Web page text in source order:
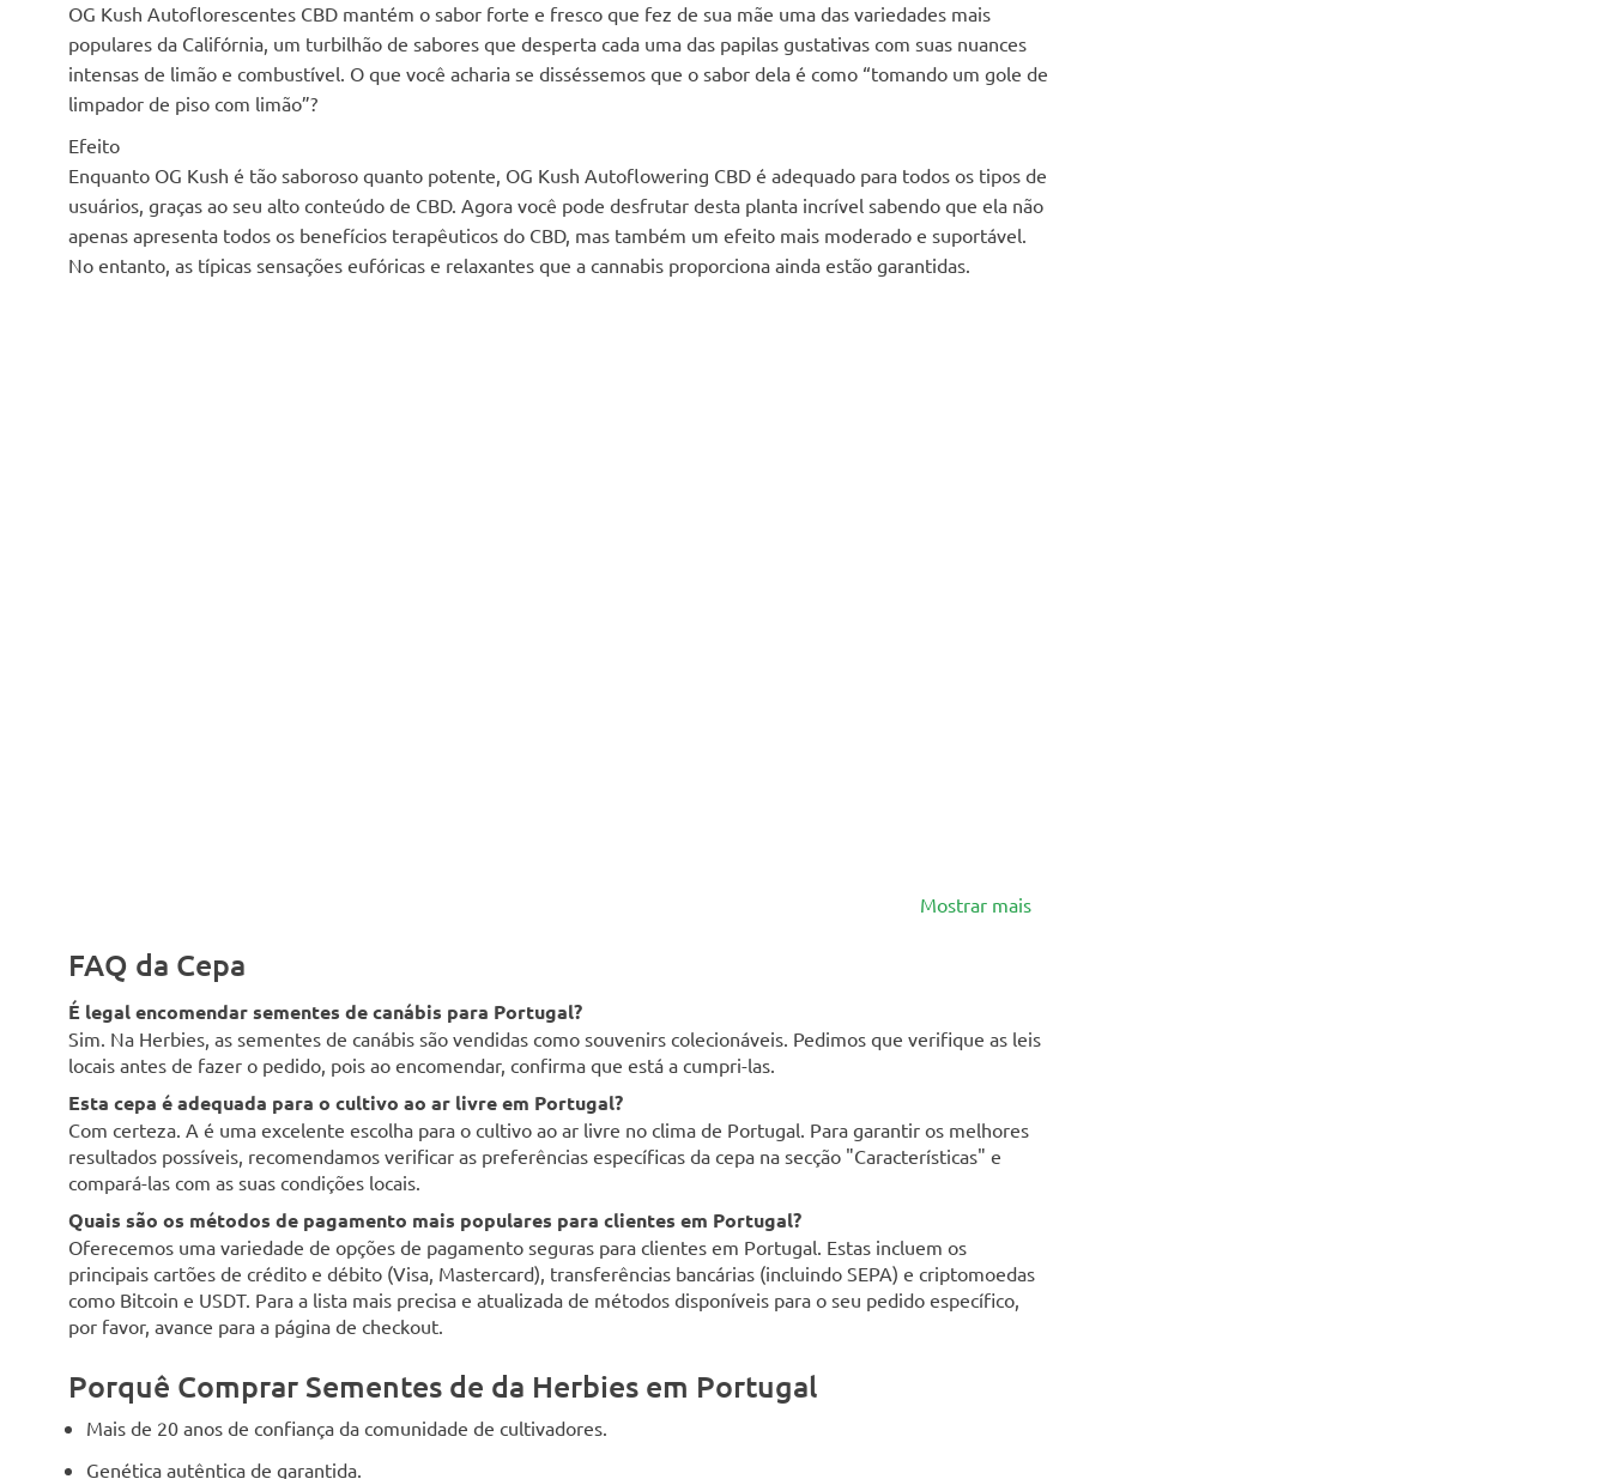
OG Kush Autoflorescentes CBD mantém o sabor forte e fresco que fez de sua mãe uma das variedades mais
populares da Califórnia, um turbilhão de sabores que desperta cada uma das papilas gustativas com suas nuances
intensas de limão e combustível. O que você acharia se disséssemos que o sabor dela é como “tomando um gole de
limpador de piso com limão”?
Efeito
Enquanto OG Kush é tão saboroso quanto potente, OG Kush Autoflowering CBD é adequado para todos os tipos de
usuários, graças ao seu alto conteúdo de CBD. Agora você pode desfrutar desta planta incrível sabendo que ela não
apenas apresenta todos os benefícios terapêuticos do CBD, mas também um efeito mais moderado e suportável.
No entanto, as típicas sensações eufóricas e relaxantes que a cannabis proporciona ainda estão garantidas.
Mostrar mais
FAQ da Cepa
É legal encomendar sementes de canábis para Portugal?
Sim. Na Herbies, as sementes de canábis são vendidas como souvenirs colecionáveis. Pedimos que verifique as leis
locais antes de fazer o pedido, pois ao encomendar, confirma que está a cumpri-las.
Esta cepa é adequada para o cultivo ao ar livre em Portugal?
Com certeza. A é uma excelente escolha para o cultivo ao ar livre no clima de Portugal. Para garantir os melhores
resultados possíveis, recomendamos verificar as preferências específicas da cepa na secção "Características" e
compará-las com as suas condições locais.
Quais são os métodos de pagamento mais populares para clientes em Portugal?
Oferecemos uma variedade de opções de pagamento seguras para clientes em Portugal. Estas incluem os
principais cartões de crédito e débito (Visa, Mastercard), transferências bancárias (incluindo SEPA) e criptomoedas
como Bitcoin e USDT. Para a lista mais precisa e atualizada de métodos disponíveis para o seu pedido específico,
por favor, avance para a página de checkout.
Porquê Comprar Sementes de da Herbies em Portugal
Mais de 20 anos de confiança da comunidade de cultivadores.
Genética autêntica de garantida.